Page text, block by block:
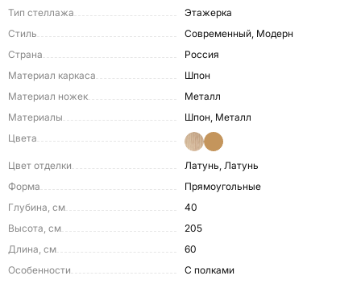
Тип стеллажа
Этажерка
Стиль
Современный, Модерн
Страна
Россия
Материал каркаса
Шпон
Материал ножек
Металл
Материалы
Шпон, Металл
Цвета
Цвет отделки
Латунь, Латунь
Форма
Прямоугольные
Глубина, см
40
Высота, см
205
Длина, см
60
Особенности
С полками